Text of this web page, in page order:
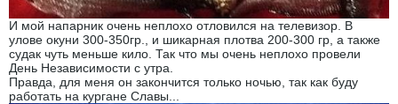
И мой напарник очень неплохо отловился на телевизор. В
улове окуни 300-350гр., и шикарная плотва 200-300 гр, а также
судак чуть меньше кило. Так что мы очень неплохо провели
День Независимости с утра.
Правда, для меня он закончится только ночью, так как буду
работать на кургане Славы...